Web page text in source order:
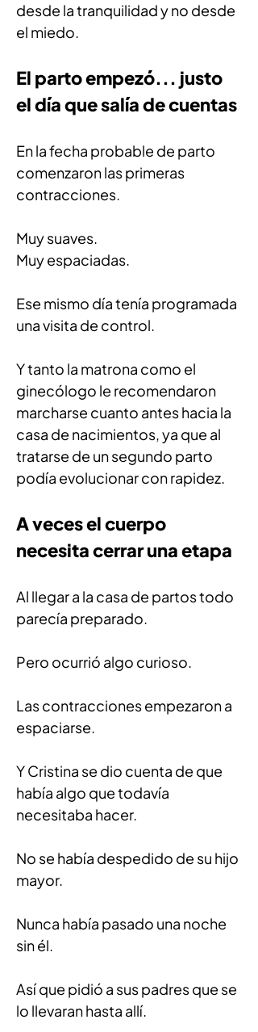
desde la tranquilidad y no desde
el miedo.
El parto empezó... justo
el día que salía de cuentas
En la fecha probable de parto
comenzaron las primeras
contracciones.
Muy suaves.
Muy espaciadas.
Ese mismo día tenía programada
una visita de control.
Y tanto la matrona como el
ginecólogo le recomendaron
marcharse cuanto antes hacia la
casa de nacimientos, ya que al
tratarse de un segundo parto
podía evolucionar con rapidez.
A veces el cuerpo
necesita cerrar una etapa
Al llegar a la casa de partos todo
parecía preparado.
Pero ocurrió algo curioso.
Las contracciones empezaron a
espaciarse.
Y Cristina se dio cuenta de que
había algo que todavía
necesitaba hacer.
No se había despedido de su hijo
mayor.
Nunca había pasado una noche
sin él.
Así que pidió a sus padres que se
lo llevaran hasta allí.